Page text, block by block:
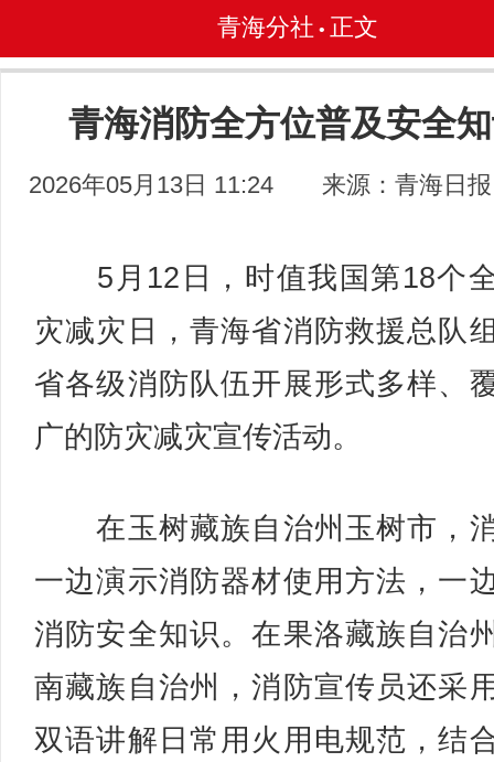
青海分社 • 正文
青海消防全方位普及安全
2026年05月13日 11:24 来源：青海日报
5月12日，时值我国第18个
灾减灾日，青海省消防救援总队
省各级消防队伍开展形式多样、
广的防灾减灾宣传活动。
在玉树藏族自治州玉树市，
一边演示消防器材使用方法，一
消防安全知识。在果洛藏族自治
南藏族自治州，消防宣传员还采
双语讲解日常用火用电规范，结